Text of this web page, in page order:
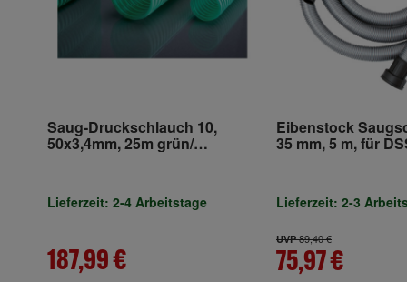
Saug-Druckschlauch 10,
50x3,4mm, 25m grün/
Lieferzeit: 2-4 Arbeitstage
187,99 €
Eibenstock
35 mm, 5 m, für
Lieferzeit: 2-3
UVP89,40 €
75,97 €